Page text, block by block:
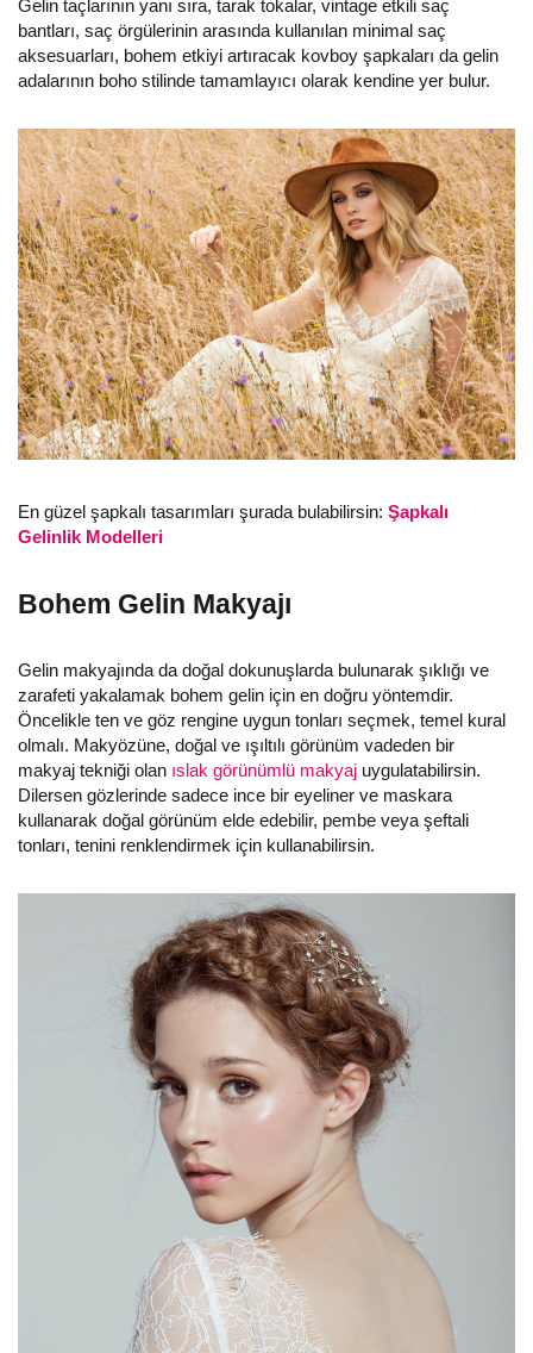
Gelin taçlarının yanı sıra, tarak tokalar, vintage etkili saç
bantları, saç örgülerinin arasında kullanılan minimal saç
aksesuarları, bohem etkiyi artıracak kovboy şapkaları da gelin
adalarının boho stilinde tamamlayıcı olarak kendine yer bulur.
En güzel şapkalı tasarımları şurada bulabilirsin: Şapkalı
Gelinlik Modelleri
Bohem Gelin Makyajı
Gelin makyajında da doğal dokunuşlarda bulunarak şıklığı ve
zarafeti yakalamak bohem gelin için en doğru yöntemdir.
Öncelikle ten ve göz rengine uygun tonları seçmek, temel kural
olmalı. Makyözüne, doğal ve ışıltılı görünüm vadeden bir
makyaj tekniği olan ıslak görünümlü makyaj uygulatabilirsin.
Dilersen gözlerinde sadece ince bir eyeliner ve maskara
kullanarak doğal görünüm elde edebilir, pembe veya şeftali
tonları, tenini renklendirmek için kullanabilirsin.